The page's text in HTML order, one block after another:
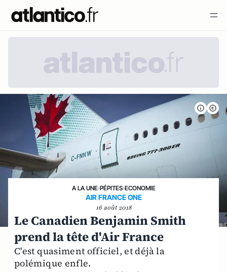
A LA UNE›PÉPITES›ECONOMIE
AIR FRANCE ONE
16 août 2018
Le Canadien Benjamin Smith
prend la tête d'Air France
C'est quasiment officiel, et déjà la
polémique enfle.